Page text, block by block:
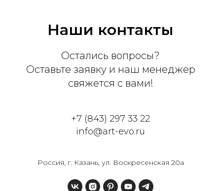
Наши контакты
Остались вопросы?
Оставьте заявку и наш менеджер
свяжется с вами!
+7 (843) 297 33 22
info@art-evo.ru
Россия, г. Казань, ул. Воскресенская 20а